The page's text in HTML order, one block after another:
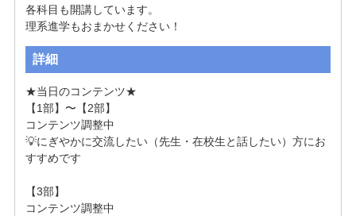
各科目も開講しています。
理系進学もおまかせください！
詳細
★当日のコンテンツ★
【1部】〜【2部】
コンテンツ調整中
💡にぎやかに交流したい（先生・在校生と話したい）方にお
すすめです
【3部】
コンテンツ調整中